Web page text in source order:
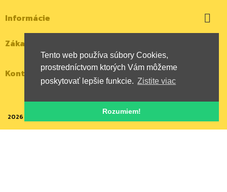
Tento web používa súbory Cookies,
prostredníctvom ktorých Vám môžeme
poskytovať lepšie funkcie. Zistite viac
Rozumiem!
Informácie 
Zákaznícky účet
Kontaktujte nás
2026 | Všetky autorské práva vyhradené | HYBOX Slovakia, s.r.o.